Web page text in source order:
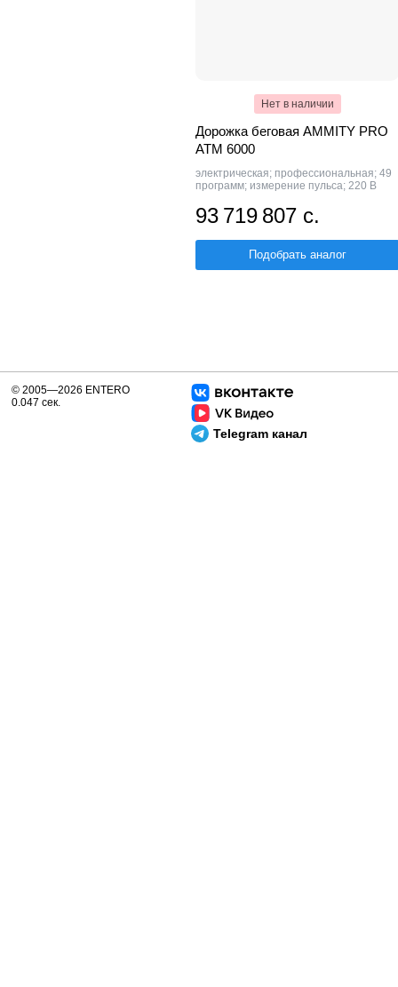
Нет в наличии
Дорожка беговая AMMITY PRO
ATM 6000
электрическая; профессиональная; 49
программ; измерение пульса; 220 В
93 719 807 с.
Подобрать аналог
Telegram канал
© 2005—2026 ENTERO
0.047 сек.